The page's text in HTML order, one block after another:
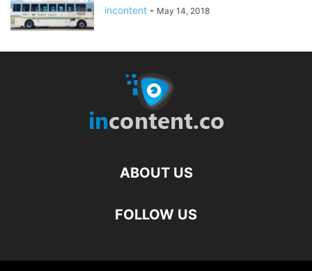
incontent - May 14, 2018
ABOUT US
FOLLOW US